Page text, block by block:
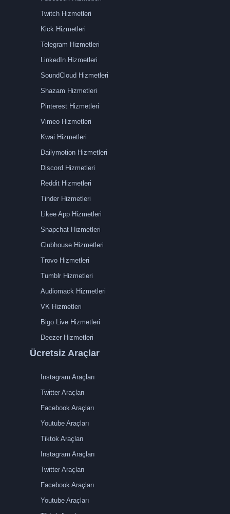
Twitch Hizmetleri
Kick Hizmetleri
Telegram Hizmetleri
LinkedIn Hizmetleri
SoundCloud Hizmetleri
Shazam Hizmetleri
Pinterest Hizmetleri
Vimeo Hizmetleri
Kwai Hizmetleri
Dailymotion Hizmetleri
Discord Hizmetleri
Reddit Hizmetleri
Tinder Hizmetleri
Likee App Hizmetleri
Snapchat Hizmetleri
Clubhouse Hizmetleri
Trovo Hizmetleri
Tumblr Hizmetleri
Audiomack Hizmetleri
VK Hizmetleri
Bigo Live Hizmetleri
Deezer Hizmetleri
Ücretsiz Araçlar
Instagram Araçları
Twitter Araçları
Facebook Araçları
Youtube Araçları
Tiktok Araçları
Instagram Araçları
Twitter Araçları
Facebook Araçları
Youtube Araçları